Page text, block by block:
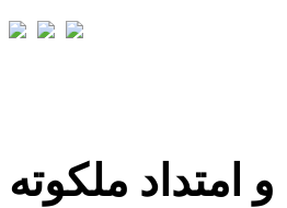
امتداد ملكوته